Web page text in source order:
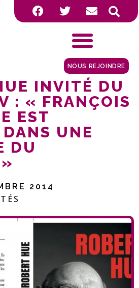
NOUS REJOINDRE
INVITÉ DU
: « FRANÇOIS
EST
UNE
DU
2014